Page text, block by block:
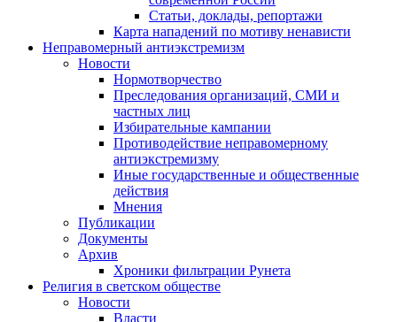
Статьи, доклады, репортажи
Карта нападений по мотиву ненависти
Неправомерный антиэкстремизм
Новости
Нормотворчество
Преследования организаций, СМИ и
частных лиц
Избирательные кампании
Противодействие неправомерному
антиэкстремизму
Иные государственные и общественные
действия
Мнения
Публикации
Документы
Архив
Хроники фильтрации Рунета
Религия в светском обществе
Новости
Власти